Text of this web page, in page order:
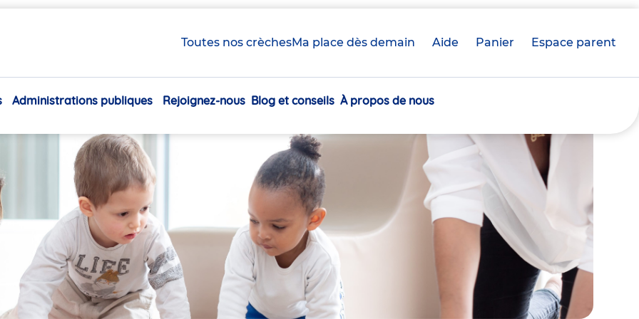
Toutes nos crèchesMa place dès demain Aide Panier crèche(s)
Espace parent
Navigation
Administrations publiques Rejoignez-nous Blog et conseils À propos de nous